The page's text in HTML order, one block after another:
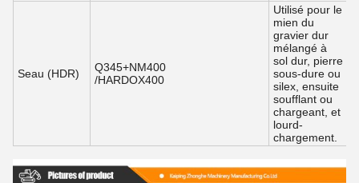
Seau (HDR)
Q345+NM400
/HARDOX400
Utilisé pour le
mien du
gravier dur
mélangé à
sol dur, pierre
sous-dure ou
silex, ensuite
soufflant ou
chargeant, et
lourd-
chargement.